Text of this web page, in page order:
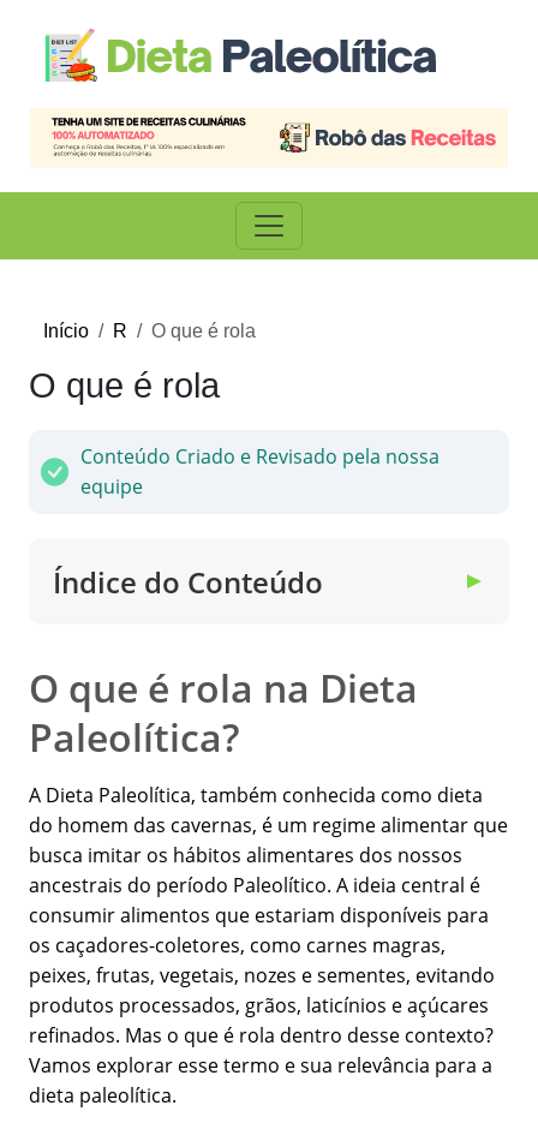
Início R O que é rola
O que é rola
Conteúdo Criado e Revisado pela nossa
equipe
Índice do Conteúdo ▼
O que é rola na Dieta
Paleolítica?
A Dieta Paleolítica, também conhecida como dieta
do homem das cavernas, é um regime alimentar que
busca imitar os hábitos alimentares dos nossos
ancestrais do período Paleolítico. A ideia central é
consumir alimentos que estariam disponíveis para
os caçadores-coletores, como carnes magras,
peixes, frutas, vegetais, nozes e sementes, evitando
produtos processados, grãos, laticínios e açúcares
refinados. Mas o que é rola dentro desse contexto?
Vamos explorar esse termo e sua relevância para a
dieta paleolítica.